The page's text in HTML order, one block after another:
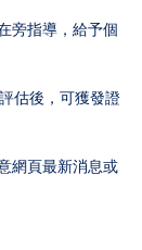
旁指導，給予個
估後，可獲發證
網頁最新消息或